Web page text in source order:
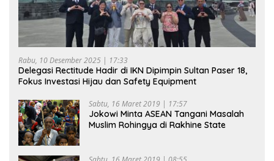
Rabu, 10 Desember 2025 | 17:33
Delegasi Rectitude Hadir di IKN Dipimpin Sultan Paser 18,
Fokus Investasi Hijau dan Safety Equipment
Sabtu, 16 Maret 2019 | 17:57
Jokowi Minta ASEAN Tangani Masalah
Muslim Rohingya di Rakhine State